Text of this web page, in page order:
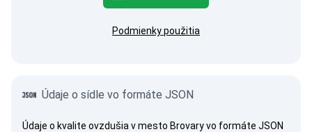
Podmienky použitia
Údaje o sídle vo formáte JSON
Údaje o kvalite ovzdušia v mesto Brovary vo formáte JSON